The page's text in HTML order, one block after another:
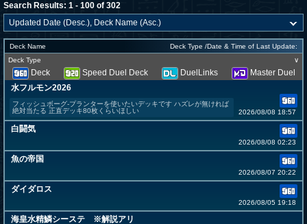
Search Results: 1 - 100 of 302
Deck Name
Deck Type /Date & Time of Last Update:
Deck Type
∨
Deck Speed Duel Deck DuelLinks
Master Duel
水フルモン2026
フィッシュボーグ-プランターを使いたいデッキです ハズレが無ければ
絶対当たる 正直デッキ80枚くらいほしい
2026/08/08 18:57
白闘気
2026/08/08 02:23
魚の帝国
2026/08/07 20:22
ダイダロス
2026/08/05 19:18
海皇水精鱗シーステ ※解説アリ